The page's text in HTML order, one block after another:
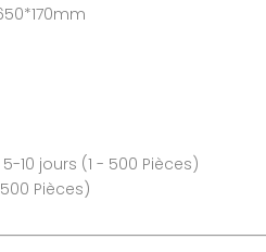
- 500 Pièces)